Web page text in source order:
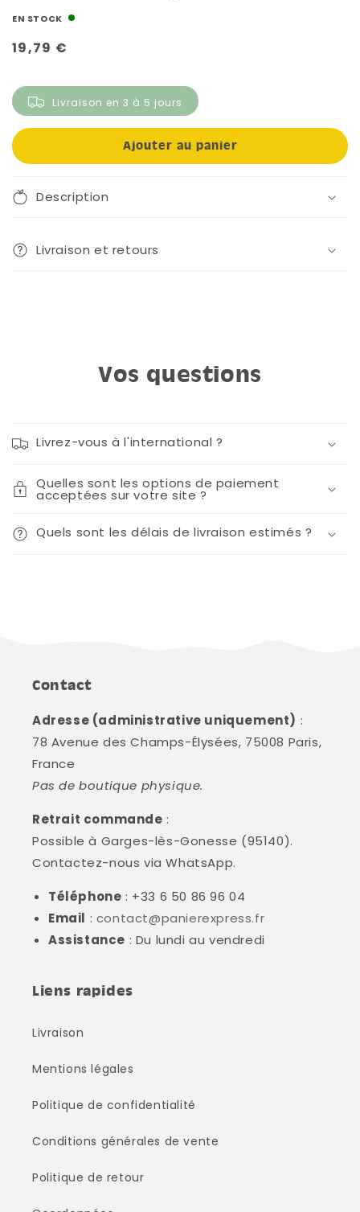
EN STOCK
Prix
19,79 €
Livraison en 3 à 5 jours
Ajouter au panier
Description
Livraison et retours
Vos questions
Livrez-vous à l'international ?
Quelles sont les options de paiement
acceptées sur votre site ?
Quels sont les délais de livraison estimés ?
Contact
Adresse (administrative uniquement) :
78 Avenue des Champs-Élysées, 75008 Paris,
France
Pas de boutique physique.
Retrait commande :
Possible à Garges-lès-Gonesse (95140).
Contactez-nous via WhatsApp.
Téléphone : +33 6 50 86 96 04
Email : contact@panierexpress.fr
Assistance : Du lundi au vendredi
Liens rapides
Livraison
Mentions légales
Politique de confidentialité
Conditions générales de vente
Politique de retour